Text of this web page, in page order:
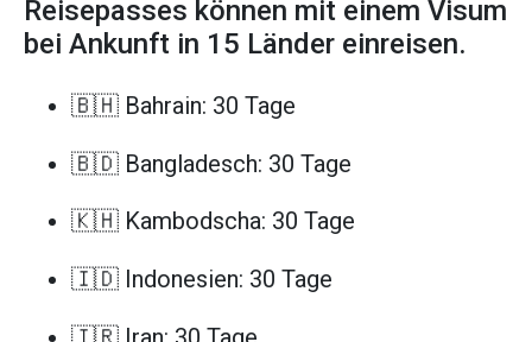
Reisepasses können mit einem Visum
bei Ankunft in 15 Länder einreisen.
🇧🇭 Bahrain: 30 Tage
🇧🇩 Bangladesch: 30 Tage
🇰🇭 Kambodscha: 30 Tage
🇮🇩 Indonesien: 30 Tage